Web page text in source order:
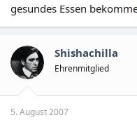
gesundes Essen
Shishachilla
Ehrenmitglied
5. August 2007